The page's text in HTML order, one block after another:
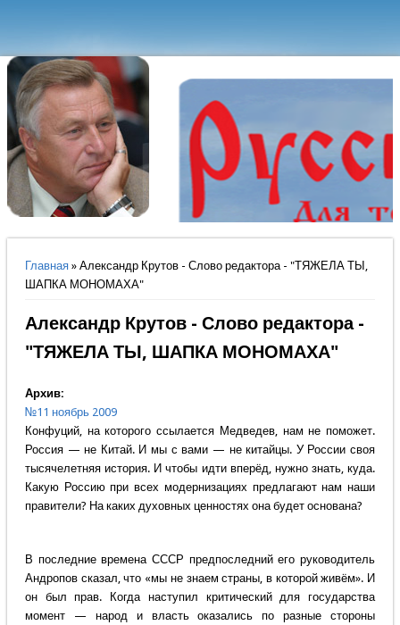
Вы здесь
Главная» Александр Крутов - Слово редактора - "ТЯЖЕЛА ТЫ,
ШАПКА МОНОМАХА"
Александр Крутов - Слово редактора -
"ТЯЖЕЛА ТЫ, ШАПКА МОНОМАХА"
Архив:
№11 ноябрь 2009
Конфуций, на которого ссылается Медведев, нам не поможет.
Россия — не Китай. И мы с вами — не китайцы. У России своя
тысячелетняя история. И чтобы идти вперёд, нужно знать, куда.
Какую Россию при всех модернизациях предлагают нам наши
правители? На каких духовных ценностях она будет основана?
В последние времена СССР предпоследний его руководитель
Андропов сказал, что «мы не знаем страны, в которой живём». И
он был прав. Когда наступил критический для государства
момент — народ и власть оказались по разные стороны